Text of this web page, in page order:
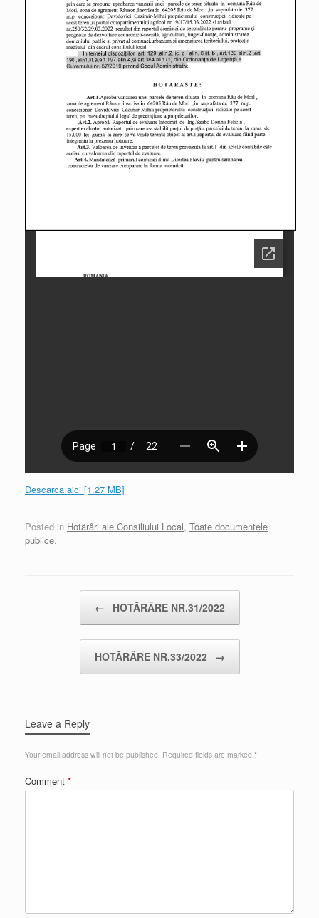
Descarca aici [1.27 MB]
Posted in Hotărâri ale Consiliului Local, Toate documentele
publice.
← HOTĂRÂRE NR.31/2022
HOTĂRÂRE NR.33/2022 →
Leave a Reply
Your email address will not be published. Required fields are marked *
Comment *